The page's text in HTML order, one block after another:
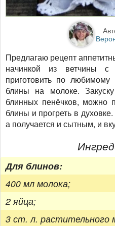
Предлагаю рецепт
начинкой из ветчины
приготовить по любимому
блины на молоке.
блинных пенёчков, можно
блины и прогреть в
а получается и сытным, и
Для блинов:
400 мл молока;
2 яйца;
3 ст. л. растительного